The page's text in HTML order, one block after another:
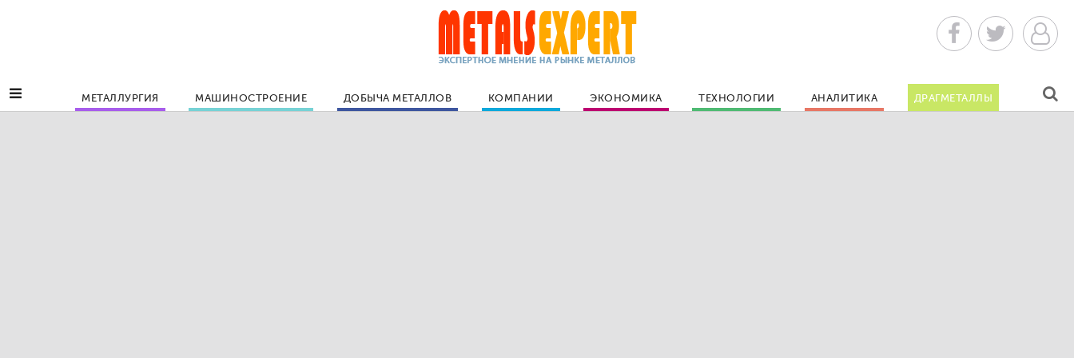
МЕТАЛЛУРГИЯ МАШИНОСТРОЕНИЕ ДОБЫЧА МЕТАЛЛОВ КОМПАНИИ ЭКОНОМИКА ТЕХНОЛОГИИ АНАЛИТИКА ДРАГМЕТАЛЛЫ